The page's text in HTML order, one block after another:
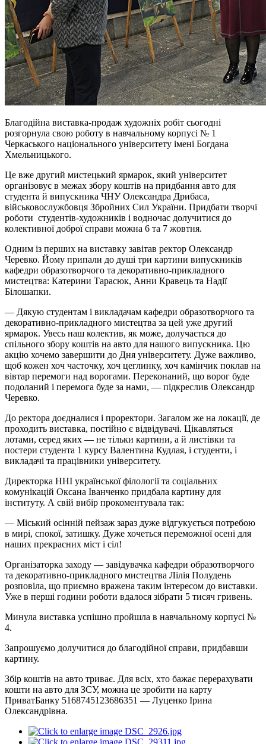
Благодійна виставка-продаж художніх робіт сьогодні
розгорнула свою роботу в навчальному корпусі № 1
Черкаського національного університету імені Богдана
Хмельницького.
Це вже другий мистецький ярмарок, який університет
організовує в межах збору коштів на придбання авто для
студента й випускника ЧНУ Олександра Дрибаса,
військовослужбовця Збройних Сил України. Придбати творчі
роботи студентів-художників і водночас долучитися до
колективної доброї справи можна 6 та 7 жовтня.
Одним із перших на виставку завітав ректор Олександр
Черевко. Йому припали до душі три картини випускників
кафедри образотворчого та декоративно-прикладного
мистецтва: Катерини Тарасюк, Анни Кравець та Надії
Білошапки.
— Дякую студентам і викладачам кафедри образотворчого та
декоративно-прикладного мистецтва за цей уже другий
ярмарок. Увесь наш колектив, як може, долучається до
спільного збору коштів на авто для нашого випускника. Цю
акцію хочемо завершити до Дня університету. Дуже важливо,
щоб кожен хоч часточку, хоч цеглинку, хоч камінчик поклав на
вівтар перемоги над ворогами. Переконаний, що ворог буде
подоланий і перемога буде за нами, — підкреслив Олександр
Черевко.
До ректора доєдналися і проректори. Загалом же на локації, де
проходить виставка, постійно є відвідувачі. Цікавляться
лотами, серед яких — не тільки картини, а й листівки та
постери студента 1 курсу Валентина Кудлая, і студенти, і
викладачі та працівники університету.
Директорка ННІ української філології та соціальних
комунікацій Оксана Іванченко придбала картину для
інституту. А свій вибір прокоментувала так:
— Міський осінній пейзаж зараз дуже відгукується потребою
в мирі, спокої, затишку. Дуже хочеться переможної осені для
наших прекрасних міст і сіл!
Організаторка заходу — завідувачка кафедри образотворчого
та декоративно-прикладного мистецтва Лілія Полудень
розповіла, що приємно вражена таким інтересом до виставки.
Уже в перші години роботи вдалося зібрати 5 тисяч гривень.
Минула виставка успішно пройшла в навчальному корпусі №
4.
Запрошуємо долучитися до благодійної справи, придбавши
картину.
Збір коштів на авто триває. Для всіх, хто бажає перерахувати
кошти на авто для ЗСУ, можна це зробити на карту
ПриватБанку 5168745123686351 — Луценко Ірина
Олександрівна.